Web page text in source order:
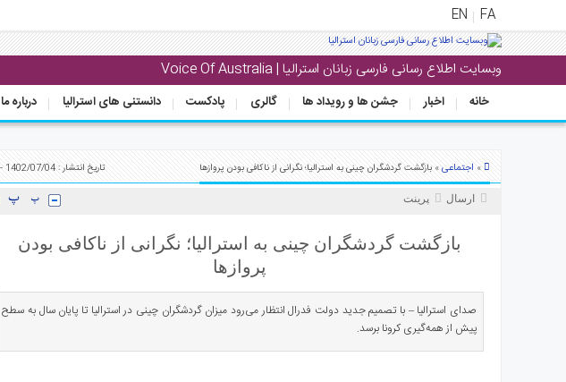
FA
EN
وبسایت اطلاع رسانی فارسی زبانان استرالیا | Voice Of Australia
خانه اخبار جشن ها و رویداد ها گالری پادکست دانستنی های استرالیا درباره ما
اصلی
خانه
» اجتماعی» بازگشت گردشگران چینی به استرالیا؛ نگرانی از ناکافی بودن پروازها تاریخ انتشار : 1402/07/04 - 2:44
ارسال پرینت
بازگشت گردشگران چینی به استرالیا؛ نگرانی از ناکافی بودن
پروازها
صدای استرالیا – با تصمیم جدید دولت فدرال انتظار می‌رود میزان گردشگران چینی در استرالیا تا پایان سال به سطح
پیش از همه‌گیری کرونا برسد.